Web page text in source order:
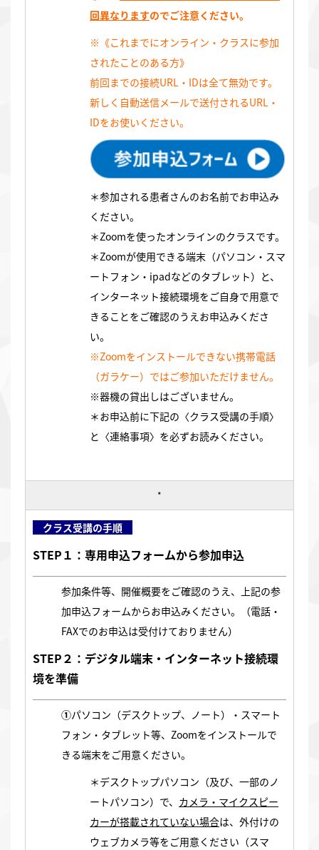
回異なりますのでご注意ください。
※《これまでにオンライン・クラスに参加
されたことのある方》
前回までの接続URL・IDは全て無効です。
新しく自動送信メールで送付されるURL・
IDをお使いください。
＊参加される患者さんのお名前でお申込み
ください。
＊Zoomを使ったオンラインのクラスです。
＊Zoomが使用できる端末（パソコン・スマ
ートフォン・ipadなどのタブレット）と、
インターネット接続環境をご自身で用意で
きることをご確認のうえお申込みくださ
い。
※Zoomをインストールできない携帯電話
（ガラケー）ではご参加いただけません。
※器機の貸出しはございません。
＊お申込前に下記の〈クラス受講の手順〉
と〈連絡事項〉を必ずお読みください。
*
クラス受講の手順
STEP１：専用申込フォームから参加申込
参加条件等、開催概要をご確認のうえ、上記の参
加申込フォームからお申込みください。（電話・
FAXでのお申込は受付けておりません）
STEP２：デジタル端末・インターネット接続環
境を準備
①パソコン（デスクトップ、ノート）・スマート
フォン・タブレット等、Zoomをインストールで
きる端末をご用意ください。
＊デスクトップパソコン（及び、一部のノ
ートパソコン）で、 カメラ・マイクスピー
カーが搭載されていない場合は、外付けの
ウェブカメラ等をご用意ください（スマ